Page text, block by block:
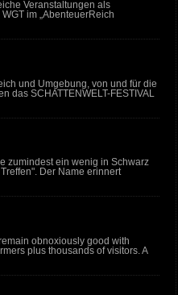
Veranstaltungen als
im „AbenteuerReich
und Umgebung, von und für die
das SCHATTENWELT-FESTIVAL
zumindest ein wenig in Schwarz
Der Name erinnert
obnoxiously good with
plus thousands of visitors. A